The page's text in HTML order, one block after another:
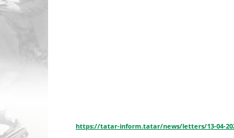
https://tatar-inform.tatar/news/letters/13-04-